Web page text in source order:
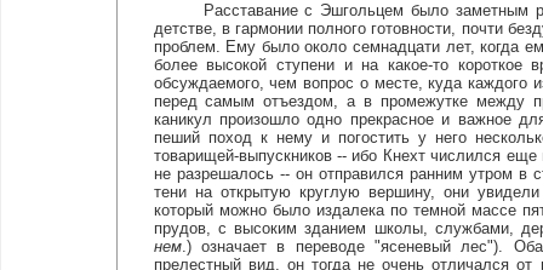
Расставание с Эшгольцем было заметным
детстве, в гармонии полного готовности, почти
проблем. Ему было около семнадцати лет, когда
более высокой ступени и на какое-то
обсуждаемого, чем вопрос о месте, куда каждого
перед самым отъездом, а в промежутке между
каникул произошло одно прекрасное и важное
пеший поход к нему и погостить у него
товарищей-выпускников -- ибо Кнехт числился
не разрешалось -- он отправился ранним утром в
тени на открытую круглую вершину, они
который можно было издалека по темной массе
прудов, с высоким зданием школы, службами,
нем.) означает в переводе "ясеневый лес").
прелестный вид, он тогда не очень отличался